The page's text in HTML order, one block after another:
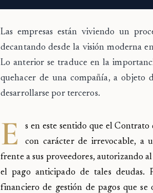
Las empresas están viviendo un
decantando desde la visión moderna
Lo anterior se traduce en la
quehacer de una compañía, a objeto
desarrollarse por terceros.
E
s en este sentido que el
con carácter de irrevocable, a
frente a sus proveedores, autorizando
el pago anticipado de tales
financiero de gestión de pagos que